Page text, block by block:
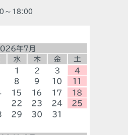
～18:00